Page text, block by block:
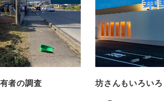
者の調査 坊さんもいろいろ